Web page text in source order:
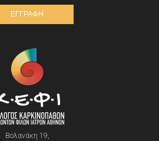
ΕΓΓΡΑΦΗ
Βολανάκη 19,